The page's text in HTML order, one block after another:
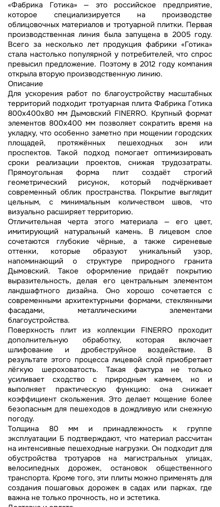
«Фабрика Готика» — это российское предприятие,
которое специализируется на производстве
облицовочных материалов и тротуарной плитки. Первая
производственная линия была запущена в 2005 году.
Всего за несколько лет продукция фабрики «Готика»
стала настолько популярной у потребителей, что спрос
превысил предложение. Поэтому в 2012 году компания
открыла вторую производственную линию.
Описание
Для ускорения работ по благоустройству масштабных
территорий подходит тротуарная плита Фабрика Готика
800х400х80 мм Дымовский FINERRO. Крупный формат
элементов 800х400 мм позволяет сократить время на
укладку, что особенно заметно при мощении городских
площадей, протяжённых пешеходных зон или
проспектов. Такой подход помогает оптимизировать
сроки реализации проектов, снижая трудозатраты.
Прямоугольная форма плит создаёт строгий
геометрический рисунок, который подчёркивает
современный облик пространства. Покрытие выглядит
цельным, с минимальным количеством швов, что
визуально расширяет территорию.
Отличительная черта этого материала — его цвет,
имитирующий натуральный камень. В лицевом слое
сочетаются глубокие чёрные, а также сиреневые
оттенки, которые образуют уникальный узор,
напоминающий о структуре природного гранита
Дымовский. Такое оформление придаёт покрытию
выразительность, делая его центральным элементом
ландшафтного дизайна. Оно хорошо сочетается с
современными архитектурными формами, стеклянными
фасадами, металлическими элементами
благоустройства.
Поверхность плит из коллекции FINERRO проходит
дополнительную обработку, которая включает
шлифование и дробеструйное воздействие. В
результате этого процесса лицевой слой приобретает
лёгкую шероховатость. Такая фактура не только
усиливает сходство с природным камнем, но и
выполняет практическую функцию: она снижает
коэффициент скольжения. Это делает мощение более
безопасным для пешеходов в дождливую или снежную
погоду.
Толщина 80 мм и принадлежность к группе
эксплуатации Б подтверждают, что материал рассчитан
на интенсивные пешеходные нагрузки. Он подходит для
обустройства тротуаров на магистральных улицах,
велосипедных дорожек, остановок общественного
транспорта. Кроме того, эти плиты можно применять для
создания пошаговых дорожек в садах или парках, где
важна не только прочность, но и эстетика.